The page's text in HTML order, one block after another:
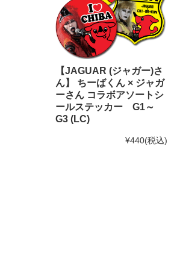
【JAGUAR (ジャガー)さ
ん】 ちーばくん × ジャガ
ーさん コラボアソートシ
ールステッカー G1～
G3 (LC)
¥440(税込)